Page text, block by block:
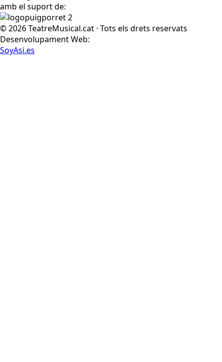
amb el suport de:
© 2026 TeatreMusical.cat · Tots els drets reservats
Desenvolupament Web:
SoyAsi.es